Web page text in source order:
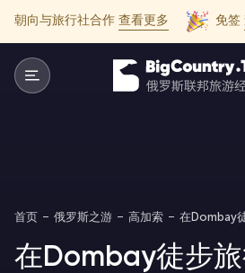
朝向与旅行社合作 查看更多 免签
首页 俄罗斯之游 高加索 在Dombay
在Dombay徒步